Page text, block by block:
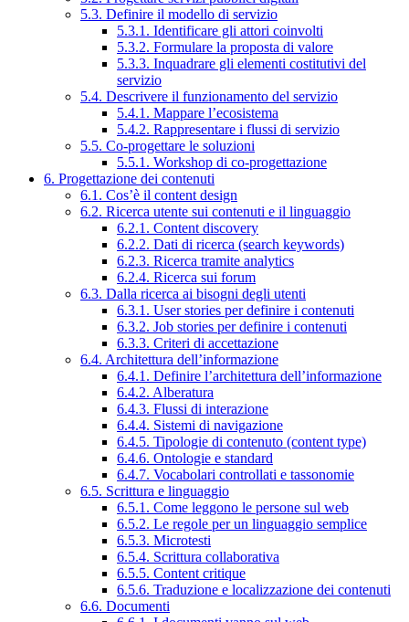
5.3. Definire il modello di servizio
5.3.1. Identificare gli attori coinvolti
5.3.2. Formulare la proposta di valore
5.3.3. Inquadrare gli elementi costitutivi del
servizio
5.4. Descrivere il funzionamento del servizio
5.4.1. Mappare l’ecosistema
5.4.2. Rappresentare i flussi di servizio
5.5. Co-progettare le soluzioni
5.5.1. Workshop di co-progettazione
6. Progettazione dei contenuti
6.1. Cos’è il content design
6.2. Ricerca utente sui contenuti e il linguaggio
6.2.1. Content discovery
6.2.2. Dati di ricerca (search keywords)
6.2.3. Ricerca tramite analytics
6.2.4. Ricerca sui forum
6.3. Dalla ricerca ai bisogni degli utenti
6.3.1. User stories per definire i contenuti
6.3.2. Job stories per definire i contenuti
6.3.3. Criteri di accettazione
6.4. Architettura dell’informazione
6.4.1. Definire l’architettura dell’informazione
6.4.2. Alberatura
6.4.3. Flussi di interazione
6.4.4. Sistemi di navigazione
6.4.5. Tipologie di contenuto (content type)
6.4.6. Ontologie e standard
6.4.7. Vocabolari controllati e tassonomie
6.5. Scrittura e linguaggio
6.5.1. Come leggono le persone sul web
6.5.2. Le regole per un linguaggio semplice
6.5.3. Microtesti
6.5.4. Scrittura collaborativa
6.5.5. Content critique
6.5.6. Traduzione e localizzazione dei contenuti
6.6. Documenti